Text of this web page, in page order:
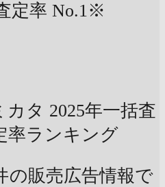
定率 No.1※
タ 2025年一括査
率ランキング
の販売広告情報で